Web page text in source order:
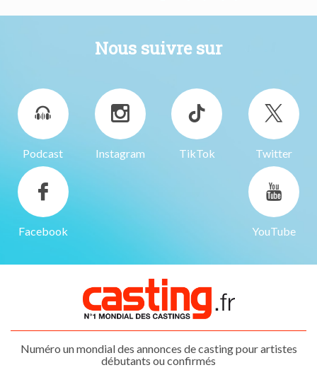
Nous suivre sur
Podcast Instagram TikTok Twitter
Facebook YouTube
Numéro un mondial des annonces de casting pour artistes
débutants ou confirmés